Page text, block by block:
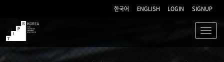
한국어 ENGLISH LOGIN SIGNUP
TIPS